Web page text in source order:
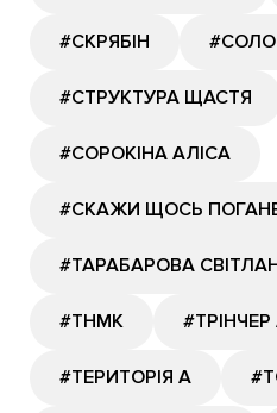
#СКРЯБІН
#СТРУКТУРА ЩАСТЯ
#СОРОКІНА АЛІСА
#СКАЖИ ЩОСЬ
#ТАРАБАРОВА
#ТНМК
#ТЕРИТОРІЯ А